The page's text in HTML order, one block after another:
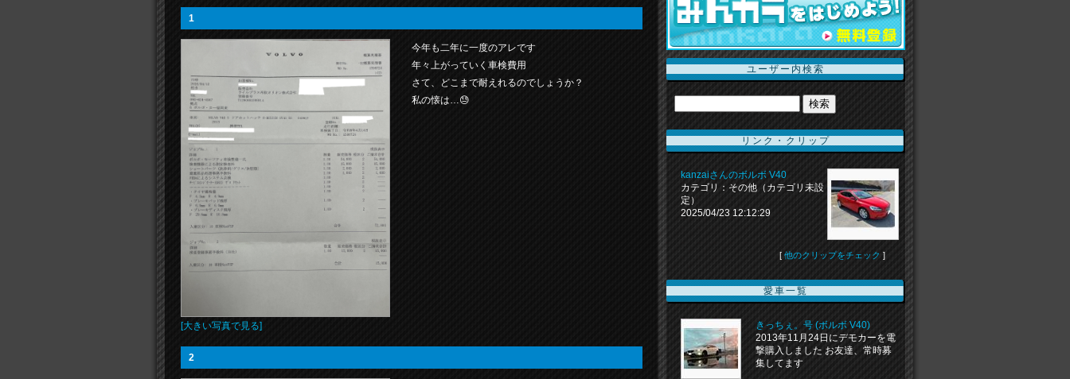
1
[大きい写真で見る]
今年も二年に一度のアレです
年々上がっていく車検費用
さて、どこまで耐えれるのでしょうか？
私の懐は…😓
2
ユーザー内検索
リンク・クリップ
kanzaiさんのボルボ V40
カテゴリ：その他（カテゴリ未設
定）
2025/04/23 12:12:29
[ 他のクリップをチェック ]
愛車一覧
きっちぇ。号 (ボルボ V40)
2013年11月24日にデモカーを電
撃購入しました お友達、常時募
集してます